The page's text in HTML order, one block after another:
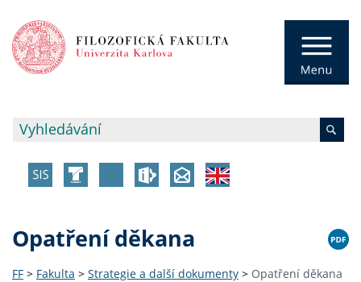
Opatření děkana
FF > Fakulta > Strategie a další dokumenty > Opatření děkana